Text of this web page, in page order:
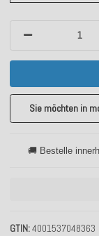
GTIN 4001537048363
Sie möchten in
🚚 Bestelle